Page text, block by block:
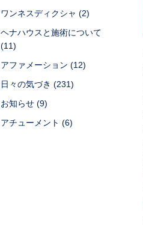
ワンネスディクシャ (2)
ヘナハウスと施術について
(11)
アファメーション (12)
日々の気づき (231)
お知らせ (9)
アチューメント (6)